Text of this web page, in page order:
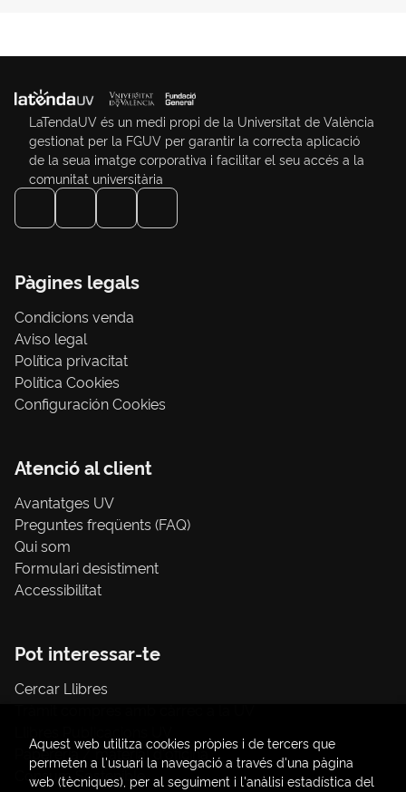
LaTendaUV és un medi propi de la Universitat de València
gestionat per la FGUV per garantir la correcta aplicació
de la seua imatge corporativa i facilitar el seu accés a la
comunitat universitària
Pàgines legals
Condicions venda
Aviso legal
Política privacitat
Política Cookies
Configuración Cookies
Atenció al client
Avantatges UV
Preguntes freqüents (FAQ)
Qui som
Formulari desistiment
Accessibilitat
Pot interessar-te
Cercar Llibres
Papereria / material d'oficina
Consum Sostenible
Aquest web utilitza cookies pròpies i de tercers que
permeten a l'usuari la navegació a través d'una pàgina
web (tècniques), per al seguiment i l'anàlisi estadística del